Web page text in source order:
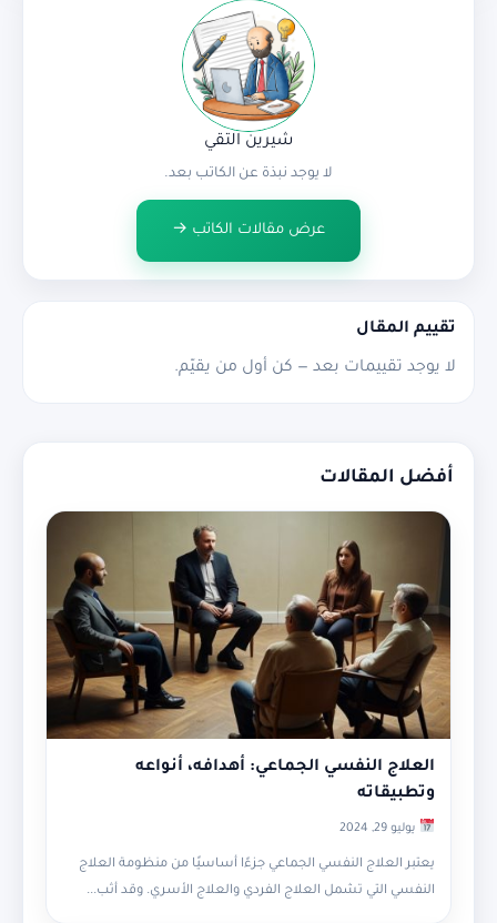
شيرين التقي
لا يوجد نبذة عن الكاتب بعد.
عرض مقالات الكاتب →
تقييم المقال
لا يوجد تقييمات بعد — كن أول من يقيّم.
أفضل المقالات
العلاج النفسي الجماعي: أهدافه، أنواعه
وتطبيقاته
يوليو 29, 2024
يعتبر العلاج النفسي الجماعي جزءًا أساسيًا من منظومة العلاج
النفسي التي تشمل العلاج الفردي والعلاج الأسري. وقد أثب...